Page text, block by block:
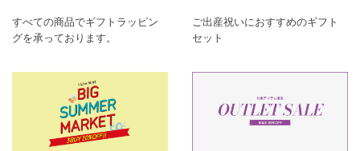
すべての商品でギフトラッピン
グを承っております。
ご出産祝いにおすすめのギフト
セット